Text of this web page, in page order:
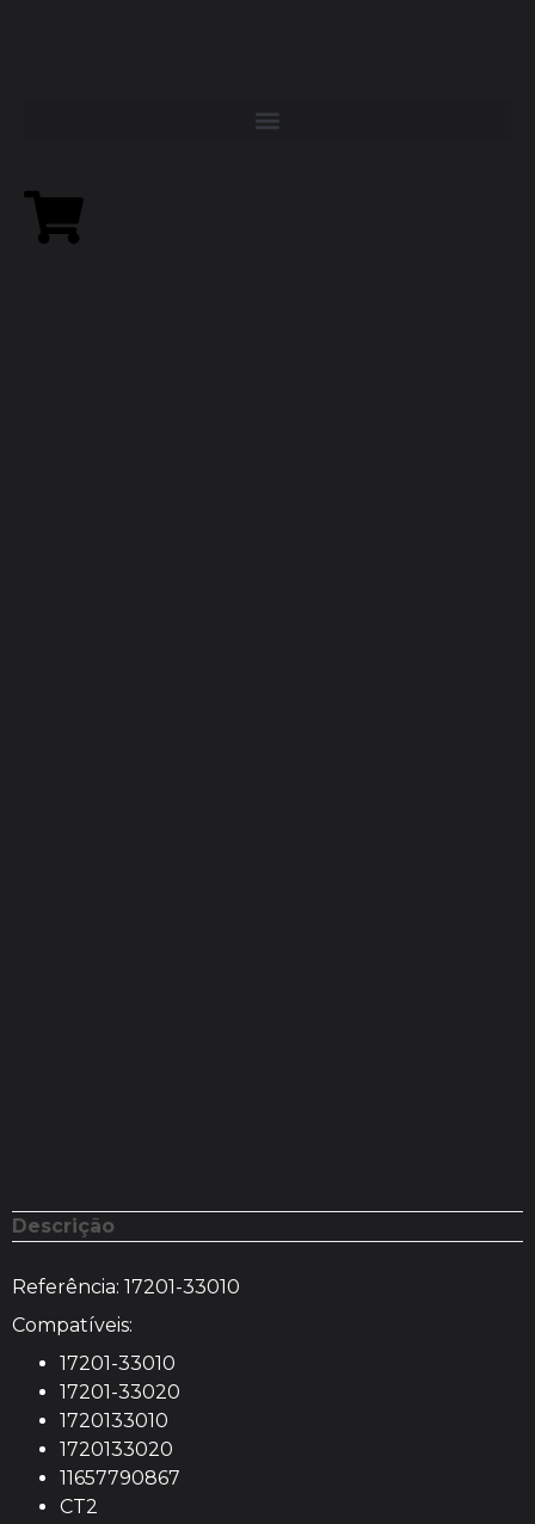
Descrição
Referência: 17201-33010
Compatíveis:
17201-33010
17201-33020
1720133010
1720133020
11657790867
CT2